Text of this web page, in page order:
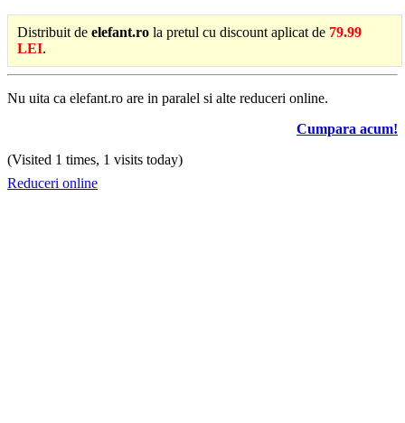
Distribuit de elefant.ro la pretul cu discount aplicat de 79.99
LEI.
Nu uita ca elefant.ro are in paralel si alte reduceri online.
Cumpara acum!
(Visited 1 times, 1 visits today)
Reduceri online